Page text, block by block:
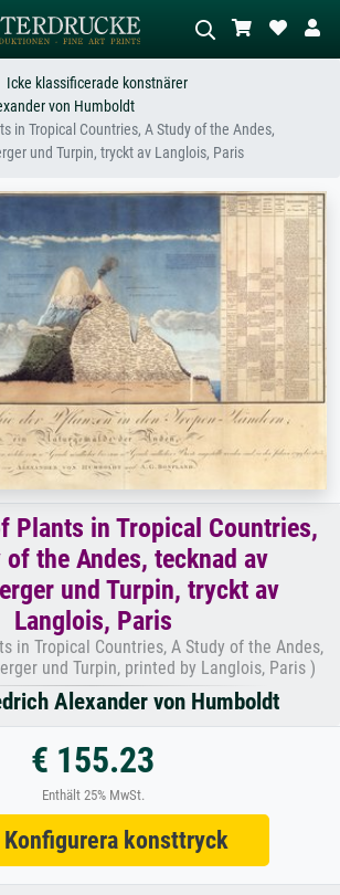
AI-bildsökning
eller stil –
våg, naken.
Beskriv scenen – t.ex. grön äng,
oljemålning, stående naken bredvid ett
träd.
Icke klassificerade konstnärer
von Humboldt
in Tropical Countries, A Study of the Andes,
und Turpin, tryckt av Langlois, Paris
Plants in Tropical Countries,
of the Andes, tecknad av
und Turpin, tryckt av
Langlois, Paris
in Tropical Countries, A Study of the Andes,
und Turpin, printed by Langlois, Paris )
Alexander von Humboldt
€ 155.23
Enthält 25% MwSt.
Konfigurera konsttryck